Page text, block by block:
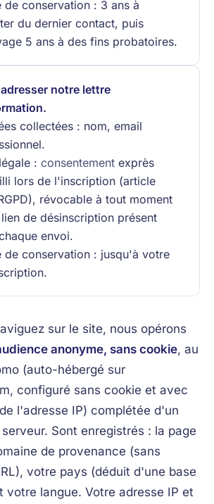
de conservation : 3 ans à
du dernier contact, puis
5 ans à des fins probatoires.
notre lettre
collectées : nom, email
: consentement exprès
lors de l'inscription (article
révocable à tout moment
de désinscription présent
envoi.
de conservation : jusqu'à votre
sur le site, nous opérons
anonyme, sans cookie, au
(auto-hébergé sur
configuré sans cookie et avec
l'adresse IP) complétée d'un
Sont enregistrés : la page
de provenance (sans
votre pays (déduit d'une base
votre langue. Votre adresse IP et